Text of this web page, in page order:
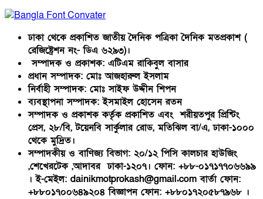
ঢাকা থেকে প্রকাশিত জাতীয় দৈনিক পত্রিকা দৈনিক মতপ্রকাশ (
রেজিষ্ট্রেশন নং- ডিএ ৬২৯৩)।
সম্পাদক ও প্রকাশক: এটিএম রাকিবুল বাসার
প্রধান সম্পাদক: মোঃ আজহারুল ইসলাম
নির্বাহী সম্পাদক: মোঃ সাইফ উদ্দীন শিপন
ব্যবস্থাপনা সম্পাদক: ইসমাইল হোসেন রতন
সম্পাদক ও প্রকাশক কর্তৃক প্রকাশিত এবং শরীয়তপুর প্রিন্টিং
প্রেস, ২৮/বি, টয়েনবি সার্কুলার রোড, মতিঝিল বা/এ, ঢাকা-১০০০
থেকে মুদ্রিত।
সম্পাদকীয় ও বাণিজ্য বিভাগ: ২০/১২ পিসি কালচার হাউজিং
,শেখেরটেক ,আদাবর ঢাকা-১২০৭। ফোন: +৮৮-০১৭১৭৭০৬৬৯৯
। ই-মেইল: dainikmotprokash@gmail.com বার্তা ফোন:
+৮৮০১৭০০৬৪৯২০৪ বিজ্ঞাপন ফোন: +৮৮০১৭২০৫৮৭৯৬৮ ।